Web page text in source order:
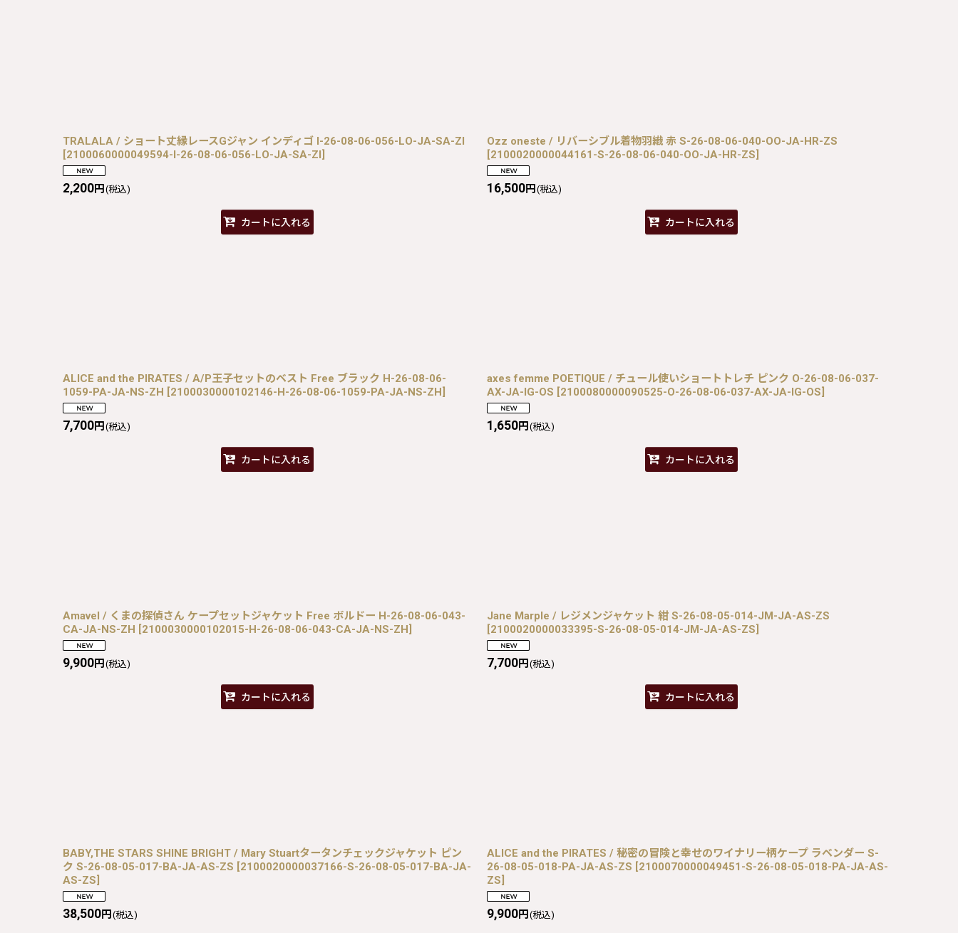
TRALALA / ショート丈縁レースGジャン インディゴ I-26-08-06-056-LO-JA-SA-ZI
[2100060000049594-I-26-08-06-056-LO-JA-SA-ZI]
2,200円 (税込)
カートに入れる
Ozz oneste / リバーシブル着物羽織 赤 S-26-08-06-040-OO-JA-HR-ZS
[2100020000044161-S-26-08-06-040-OO-JA-HR-ZS]
16,500円 (税込)
カートに入れる
ALICE and the PIRATES / A/P王子セットのベスト Free ブラック H-26-08-06-
1059-PA-JA-NS-ZH [2100030000102146-H-26-08-06-1059-PA-JA-NS-ZH]
7,700円 (税込)
カートに入れる
axes femme POETIQUE / チュール使いショートトレチ ピンク O-26-08-06-037-
AX-JA-IG-OS [2100080000090525-O-26-08-06-037-AX-JA-IG-OS]
1,650円 (税込)
カートに入れる
Amavel / くまの探偵さん ケープセットジャケット Free ボルドー H-26-08-06-043-
CA-JA-NS-ZH [2100030000102015-H-26-08-06-043-CA-JA-NS-ZH]
9,900円 (税込)
カートに入れる
Jane Marple / レジメンジャケット 紺 S-26-08-05-014-JM-JA-AS-ZS
[2100020000033395-S-26-08-05-014-JM-JA-AS-ZS]
7,700円 (税込)
カートに入れる
BABY,THE STARS SHINE BRIGHT / Mary Stuartタータンチェックジャケット ピン
ク S-26-08-05-017-BA-JA-AS-ZS [2100020000037166-S-26-08-05-017-BA-JA-
AS-ZS]
38,500円 (税込)
ALICE and the PIRATES / 秘密の冒険と幸せのワイナリー柄ケープ ラベンダー S-
26-08-05-018-PA-JA-AS-ZS [2100070000049451-S-26-08-05-018-PA-JA-AS-
ZS]
9,900円 (税込)